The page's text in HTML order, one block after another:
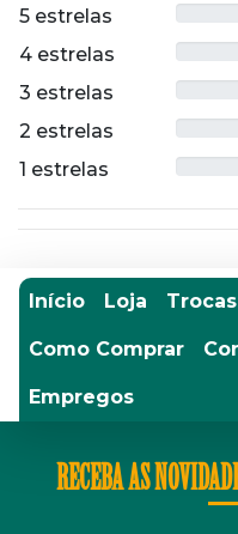
5 estrelas
4 estrelas
3 estrelas
2 estrelas
1 estrelas
Início Loja
Como Comprar
Empregos
RECEBA AS